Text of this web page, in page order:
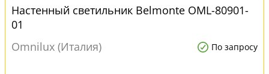
Настенный светильник Belmonte OML-80901-
01
Omnilux (Италия)
По запросу